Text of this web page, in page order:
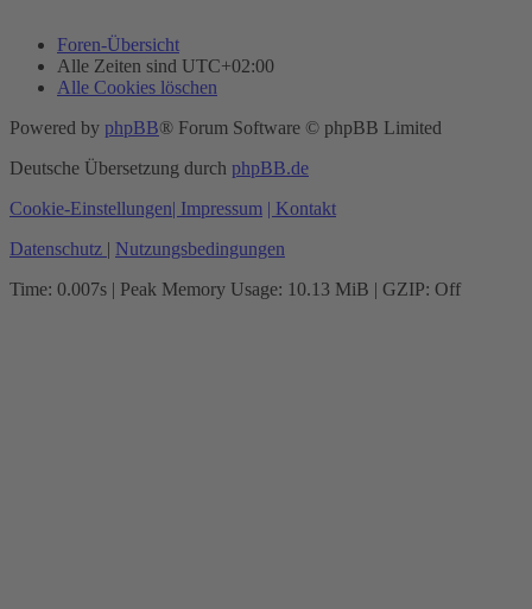
Foren-Übersicht
Alle Zeiten sind UTC+02:00
Alle Cookies löschen
Powered by phpBB® Forum Software © phpBB Limited
Deutsche Übersetzung durch phpBB.de
Cookie-Einstellungen| Impressum | Kontakt
Datenschutz | Nutzungsbedingungen
Time: 0.007s | Peak Memory Usage: 10.13 MiB | GZIP: Off